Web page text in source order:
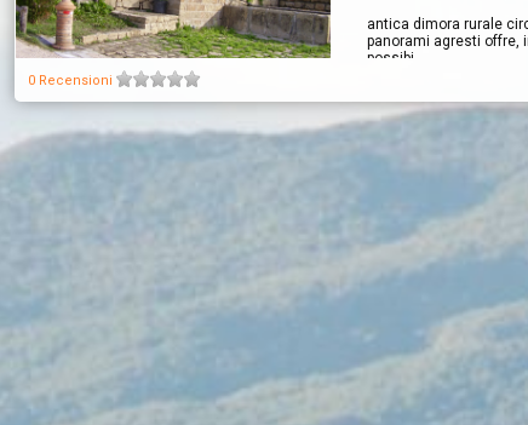
antica dimora rurale
panorami agresti offre,
possibi...
0 Recensioni